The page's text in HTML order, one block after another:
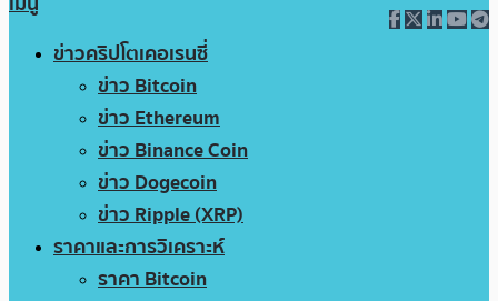
ข่าวคริปโตเคอเรนซี่
ข่าว Bitcoin
ข่าว Ethereum
ข่าว Binance Coin
ข่าว Dogecoin
ข่าว Ripple (XRP)
ราคาและการวิเคราะห์
ราคา Bitcoin